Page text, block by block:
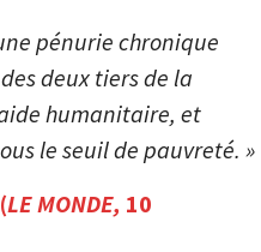
pénurie chronique
deux tiers de la
humanitaire, et
le seuil de pauvreté. »
LE MONDE, 10